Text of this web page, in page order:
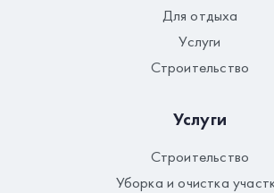
Для отдыха
Услуги
Строительство
Услуги
Строительство
Уборка и очистка